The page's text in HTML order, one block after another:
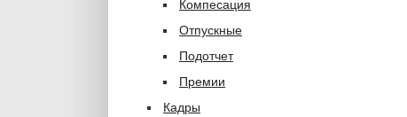
Компесация
Отпускные
Подотчет
Премии
Кадры